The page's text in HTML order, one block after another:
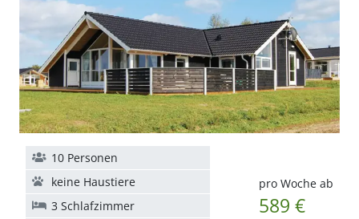
pro Woche ab
589 €
10 Personen
keine Haustiere
3 Schlafzimmer